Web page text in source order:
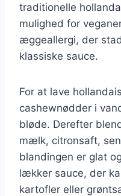
traditionelle
mulighed for
æggeallergi, der
klassiske sauce.
For at lave
cashewnødder i
bløde. Derefter
mælk, citronsaft,
blandingen er glat
lækker sauce, der
kartofler eller